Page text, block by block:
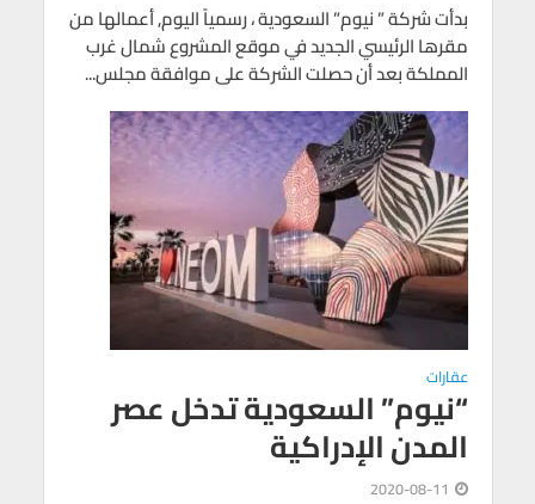
بدأت شركة ” نيوم” السعودية ، رسمياً اليوم, أعمالها من
مقرها الرئيسي الجديد في موقع المشروع شمال غرب
المملكة بعد أن حصلت الشركة على موافقة مجلس...
عقارات
“نيوم” السعودية تدخل عصر
المدن الإدراكية
2020-08-11